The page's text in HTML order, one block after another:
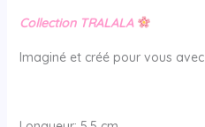
Collection TRALALA
Imaginé et créé pour vous avec